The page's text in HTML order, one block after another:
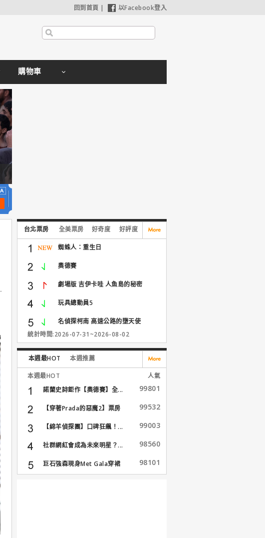
回到首頁 | 以Facebook登入
購物車
台北票房 全美票房 好奇度 好評度
蜘蛛人：重生日
奧德賽
劇場版 吉伊卡哇 人魚島的秘密
玩具總動員5
名偵探柯南 高速公路的墮天使
統計時間:2026-07-31~2026-08-02
本週最HOT 本週推薦
本週最HOT
人氣
諾蘭史詩鉅作【奧德賽】全...
99801
【穿著Prada的惡魔2】票房
99532
【綿羊偵探團】口碑狂飆！... 99003
社群網紅會成為未來明星？... 98560
巨石強森現身Met Gala穿裙
子...
98101